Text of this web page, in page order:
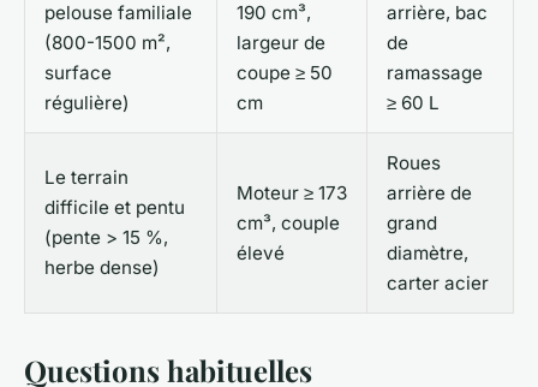
pelouse familiale
(800-1500 m²,
surface
régulière)
190 cm³,
largeur de
coupe ≥ 50
cm
arrière, bac
de
ramassage
≥ 60 L
Le terrain
difficile et pentu
(pente > 15 %,
herbe dense)
Moteur ≥ 173
cm³, couple
élevé
Roues
arrière de
grand
diamètre,
carter acier
Questions habituelles